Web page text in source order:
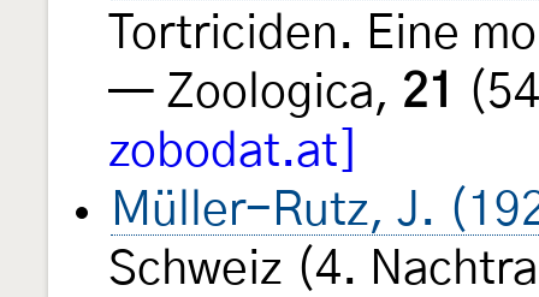
Tortriciden. Eine
— Zoologica, 21
zobodat.at]
Müller-Rutz, J.
Schweiz (4.